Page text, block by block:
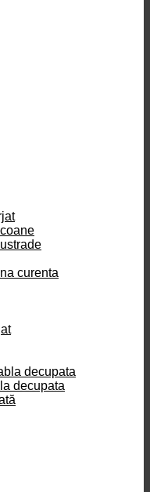
curenta
decupata
decupata